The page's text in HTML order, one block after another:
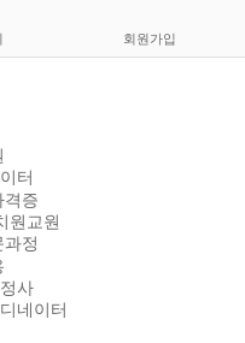
회원가입
터
격증
원교원
정
사
네이터